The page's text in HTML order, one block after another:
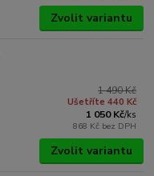
Zvolit variantu
1 490 Kč
Ušetříte 440 Kč
1 050 Kč/ks
868 Kč bez DPH
Zvolit variantu